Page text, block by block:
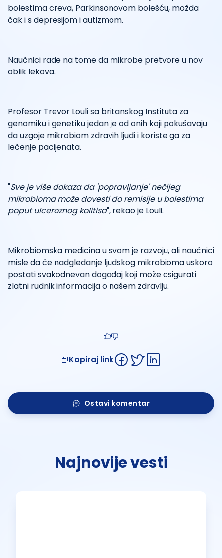
bolestima creva, Parkinsonovom bolešću, možda
čak i s depresijom i autizmom.
Naučnici rade na tome da mikrobe pretvore u nov
oblik lekova.
Profesor Trevor Louli sa britanskog Instituta za
genomiku i genetiku jedan je od onih koji pokušavaju
da uzgoje mikrobiom zdravih ljudi i koriste ga za
lečenje pacijenata.
"Sve je više dokaza da 'popravljanje' nečijeg
mikrobioma može dovesti do remisije u bolestima
poput ulceroznog kolitisa", rekao je Louli.
Mikrobiomska medicina u svom je razvoju, ali naučnici
misle da će nadgledanje ljudskog mikrobioma uskoro
postati svakodnevan događaj koji može osigurati
zlatni rudnik informacija o našem zdravlju.
Kopiraj link
Ostavi komentar
Najnovije vesti